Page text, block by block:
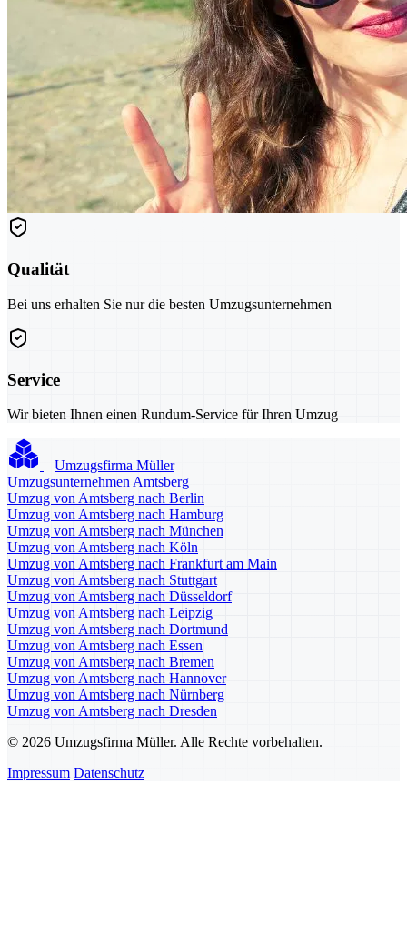
Qualität
Bei uns erhalten Sie nur die besten Umzugsunternehmen
Service
Wir bieten Ihnen einen Rundum-Service für Ihren Umzug
Umzugsfirma Müller
Umzugsunternehmen Amtsberg
Umzug von Amtsberg nach Berlin
Umzug von Amtsberg nach Hamburg
Umzug von Amtsberg nach München
Umzug von Amtsberg nach Köln
Umzug von Amtsberg nach Frankfurt am Main
Umzug von Amtsberg nach Stuttgart
Umzug von Amtsberg nach Düsseldorf
Umzug von Amtsberg nach Leipzig
Umzug von Amtsberg nach Dortmund
Umzug von Amtsberg nach Essen
Umzug von Amtsberg nach Bremen
Umzug von Amtsberg nach Hannover
Umzug von Amtsberg nach Nürnberg
Umzug von Amtsberg nach Dresden
© 2026 Umzugsfirma Müller. Alle Rechte vorbehalten.
Impressum Datenschutz